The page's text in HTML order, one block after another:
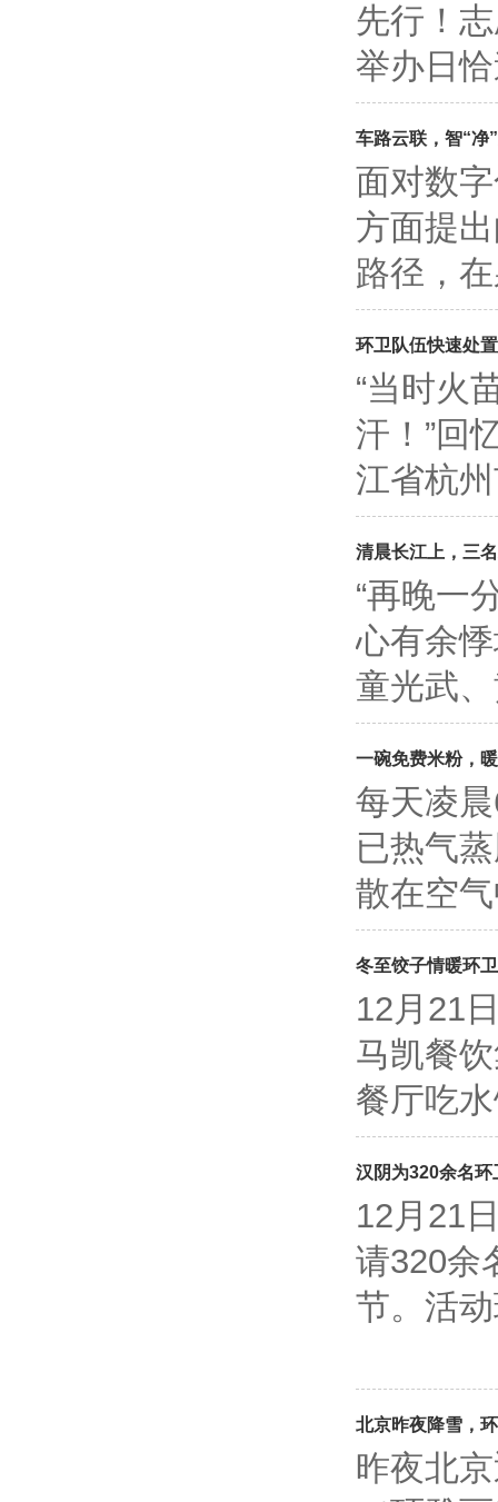
先行！
举办日
车路云联，智“净
面对数
方面提
路径，
环卫队伍快速处
“当时火
汗！”回
江省杭
清晨长江上，三
“再晚一
心有余
童光武
一碗免费米粉，
每天凌
已热气
散在空
冬至饺子情暖环
12月21
马凯餐
餐厅吃
汉阴为320余名环
12月21
请320余
节。活
北京昨夜降雪，
昨夜北